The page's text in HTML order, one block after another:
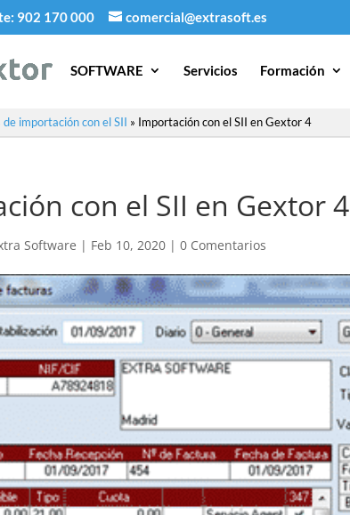
902 170 000 comercial@extrasoft.es
SOFTWARE Servicios Formación
importación con el SII » Importación con el SII en Gextor 4
con el SII en Gextor 4
Software | Feb 10, 2020 |0 Comentarios